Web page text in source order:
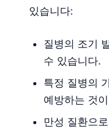
있습니다:
질병의 조기
수 있습니다.
특정 질병의
예방하는 것
만성 질환으